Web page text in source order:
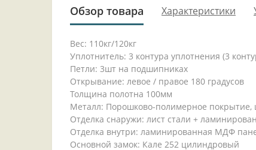
Обзор товара Характеристики
Вес: 110кг/120кг
Уплотнитель: 3 контура уплотнения (3
Петли: 3шт на подшипниках
Открывание: левое / правое 180 градусов
Толщина полотна 100мм
Металл: Порошково-полимерное
Отделка снаружи: лист стали +
Отделка внутри: ламинированная МДФ
Основной замок: Кале 252 цилиндровый